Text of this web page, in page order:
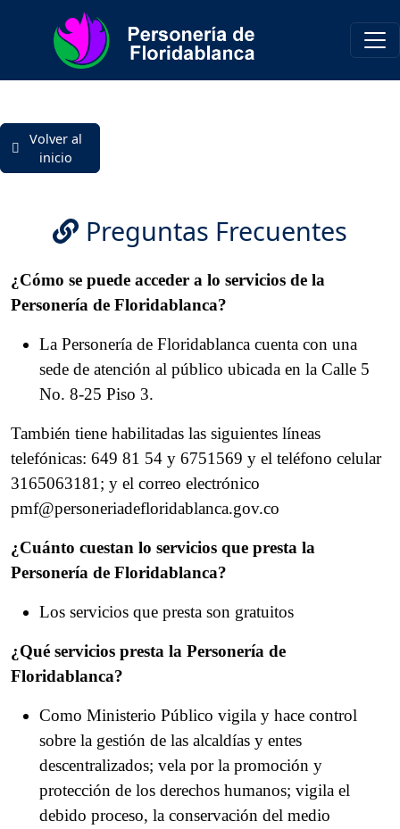
Volver al
inicio
Preguntas Frecuentes
¿Cómo se puede acceder a lo servicios de la
Personería de Floridablanca?
La Personería de Floridablanca cuenta con una
sede de atención al público ubicada en la Calle 5
No. 8-25 Piso 3.
También tiene habilitadas las siguientes líneas
telefónicas: 649 81 54 y 6751569 y el teléfono celular
3165063181; y el correo electrónico
pmf@personeriadefloridablanca.gov.co
¿Cuánto cuestan lo servicios que presta la
Personería de Floridablanca?
Los servicios que presta son gratuitos
¿Qué servicios presta la Personería de
Floridablanca?
Como Ministerio Público vigila y hace control
sobre la gestión de las alcaldías y entes
descentralizados; vela por la promoción y
protección de los derechos humanos; vigila el
debido proceso, la conservación del medio